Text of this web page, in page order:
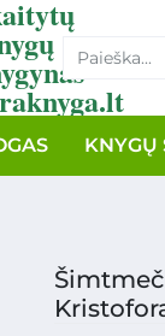
KNYGŲ